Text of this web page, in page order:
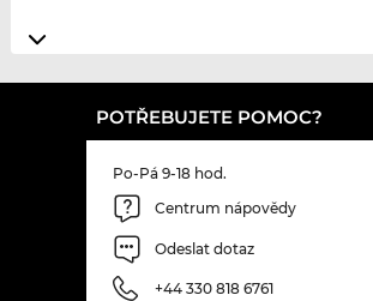
POTŘEBUJETE POMOC?
Po-Pá 9-18 hod.
Centrum nápovědy
Odeslat dotaz
+44 330 818 6761